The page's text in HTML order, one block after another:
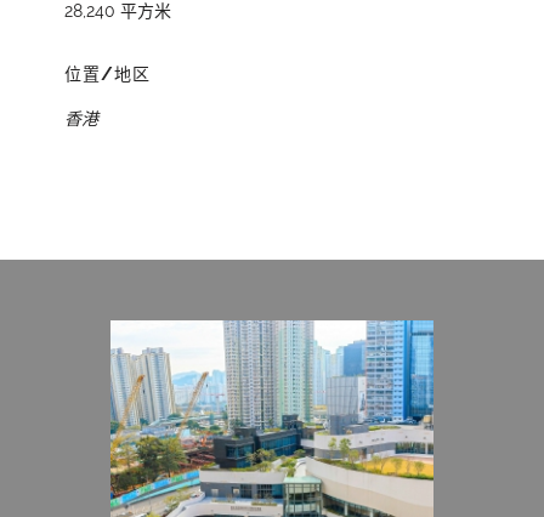
28,240 平方米
位置/地区
香港